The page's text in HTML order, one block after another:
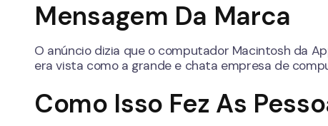
Mensagem Da Marca
O anúncio dizia que o computador Macintosh da
era vista como a grande e chata empresa de
Como Isso Fez As